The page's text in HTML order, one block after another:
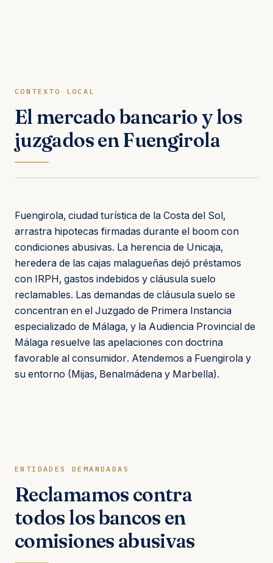
CONTEXTO LOCAL
El mercado bancario y los
juzgados en Fuengirola
Fuengirola, ciudad turística de la Costa del Sol,
arrastra hipotecas firmadas durante el boom con
condiciones abusivas. La herencia de Unicaja,
heredera de las cajas malagueñas dejó préstamos
con IRPH, gastos indebidos y cláusula suelo
reclamables. Las demandas de cláusula suelo se
concentran en el Juzgado de Primera Instancia
especializado de Málaga, y la Audiencia Provincial de
Málaga resuelve las apelaciones con doctrina
favorable al consumidor. Atendemos a Fuengirola y
su entorno (Mijas, Benalmádena y Marbella).
ENTIDADES DEMANDADAS
Reclamamos contra
todos los bancos en
comisiones abusivas